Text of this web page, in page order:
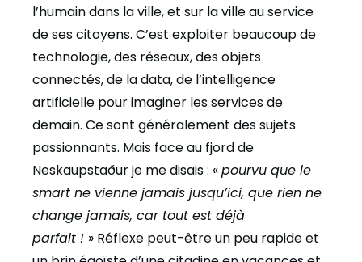
l’humain dans la ville, et sur la ville au service
de ses citoyens. C’est exploiter beaucoup de
technologie, des réseaux, des objets
connectés, de la data, de l’intelligence
artificielle pour imaginer les services de
demain. Ce sont généralement des sujets
passionnants. Mais face au fjord de
Neskaupstaður je me disais : «pourvu que le
smart ne vienne jamais jusqu’ici, que rien ne
change jamais, car tout est déjà
parfait ! » Réflexe peut-être un peu rapide et